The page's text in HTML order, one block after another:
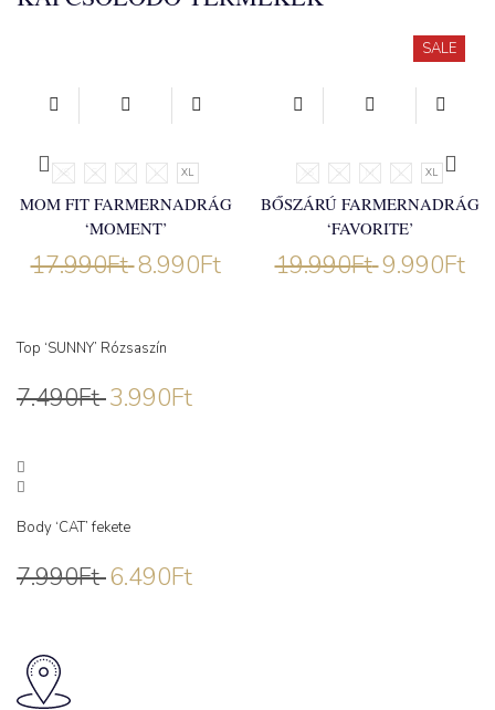
SALE
XS S M L XL
MOM FIT FARMERNADRÁG
‘MOMENT’
17.990Ft 8.990Ft
XS S M L XL
BŐSZÁRÚ FARMERNADRÁG
‘FAVORITE’
19.990Ft 9.990Ft
Top ‘SUNNY’ Rózsaszín
7.490Ft 3.990Ft
Body ‘CAT’ fekete
7.990Ft 6.490Ft